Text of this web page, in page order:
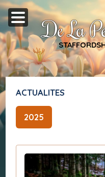
De La
ACTUALITES
2025